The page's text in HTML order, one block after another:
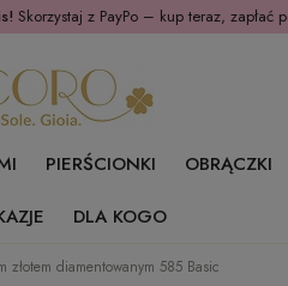
Skorzystaj z PayPo – kup teraz, zapłać
PIERŚCIONKI OBRĄCZKI
DLA KOGO
złotem diamentowanym 585 Basic